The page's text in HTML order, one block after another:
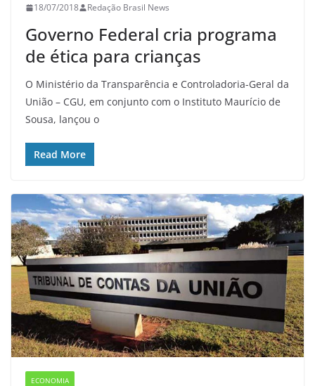
18/07/2018 Redação Brasil News
Governo Federal cria programa
de ética para crianças
O Ministério da Transparência e Controladoria-Geral da
União – CGU, em conjunto com o Instituto Maurício de
Sousa, lançou o
Read More
ECONOMIA